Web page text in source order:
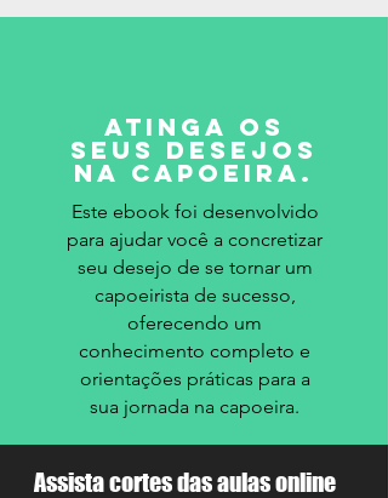
Atinga os
seus desejos
na capoeira.
Este ebook foi desenvolvido
para ajudar você a concretizar
seu desejo de se tornar um
capoeirista de sucesso,
oferecendo um
conhecimento completo e
orientações práticas para a
sua jornada na capoeira.
Assista cortes das aulas online